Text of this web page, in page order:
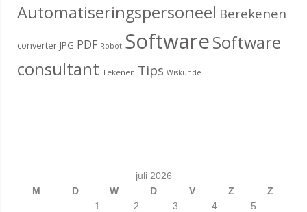
Automatiseringspersoneel Berekenen
converter JPG PDF Robot SoftwareSoftware
consultant Tekenen Tips Wiskunde
juli 2026
M
D W D V Z
Z
1
2 3 4
5